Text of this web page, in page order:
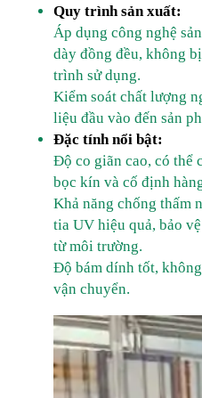
Quy trình sản xuất:
Áp dụng công nghệ
dày đồng đều, không
trình sử dụng.
Kiểm soát chất lượng
liệu đầu vào đến sản
Đặc tính nổi bật:
Độ co giãn cao, có thể
bọc kín và cố định
Khả năng chống thấm
tia UV hiệu quả, bảo
từ môi trường.
Độ bám dính tốt,
vận chuyển.